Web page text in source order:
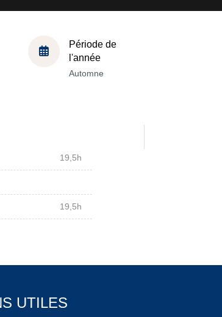
Période de
l'année
Automne
19,5h
19,5h
UTILES